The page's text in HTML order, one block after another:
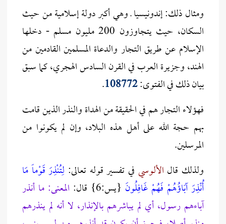
ومثال ذلك: إندونيسيا ـ وهي أكبر دولة إسلامية من حيث
السكان، حيث يتجاوزون 200 مليون مسلم - دخلها
الإسلام عن طريق التجار والدعاة المسلمين القادمين من
الهند، وجزيرة العرب في القرن السادس الهجري، كما سبق
بيان ذلك في الفتوى:108772
.
فهؤلاء التجار هم في الحقيقة من الهداة والنذر الذين قامت
بهم حجة الله على أهل هذه البلاد، وإن لم يكونوا من
المرسلين.
ولذلك قال الألوسي في تفسير قوله تعالى: لِتُنْذِرَ قَوْماً مَا
أُنْذِرَ آبَاؤُهُمْ فَهُمْ غَافِلُونَ {يس:6} قال:
المعنى: ما أنذر
آباءهم رسول، أي لم يباشرهم بالإنذار، لا أنه لم ينذرهم